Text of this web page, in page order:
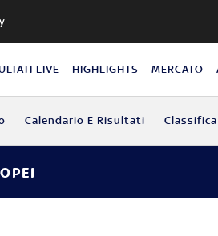
LIVE HIGHLIGHTS MERCATO
Calendario E Risultati Classifica